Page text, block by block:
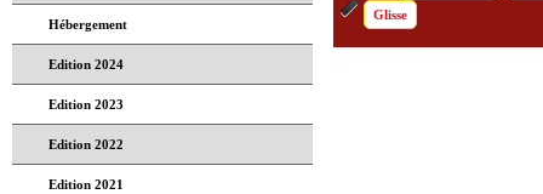
Glisse
Hébergement
Edition 2024
Edition 2023
Edition 2022
Edition 2021